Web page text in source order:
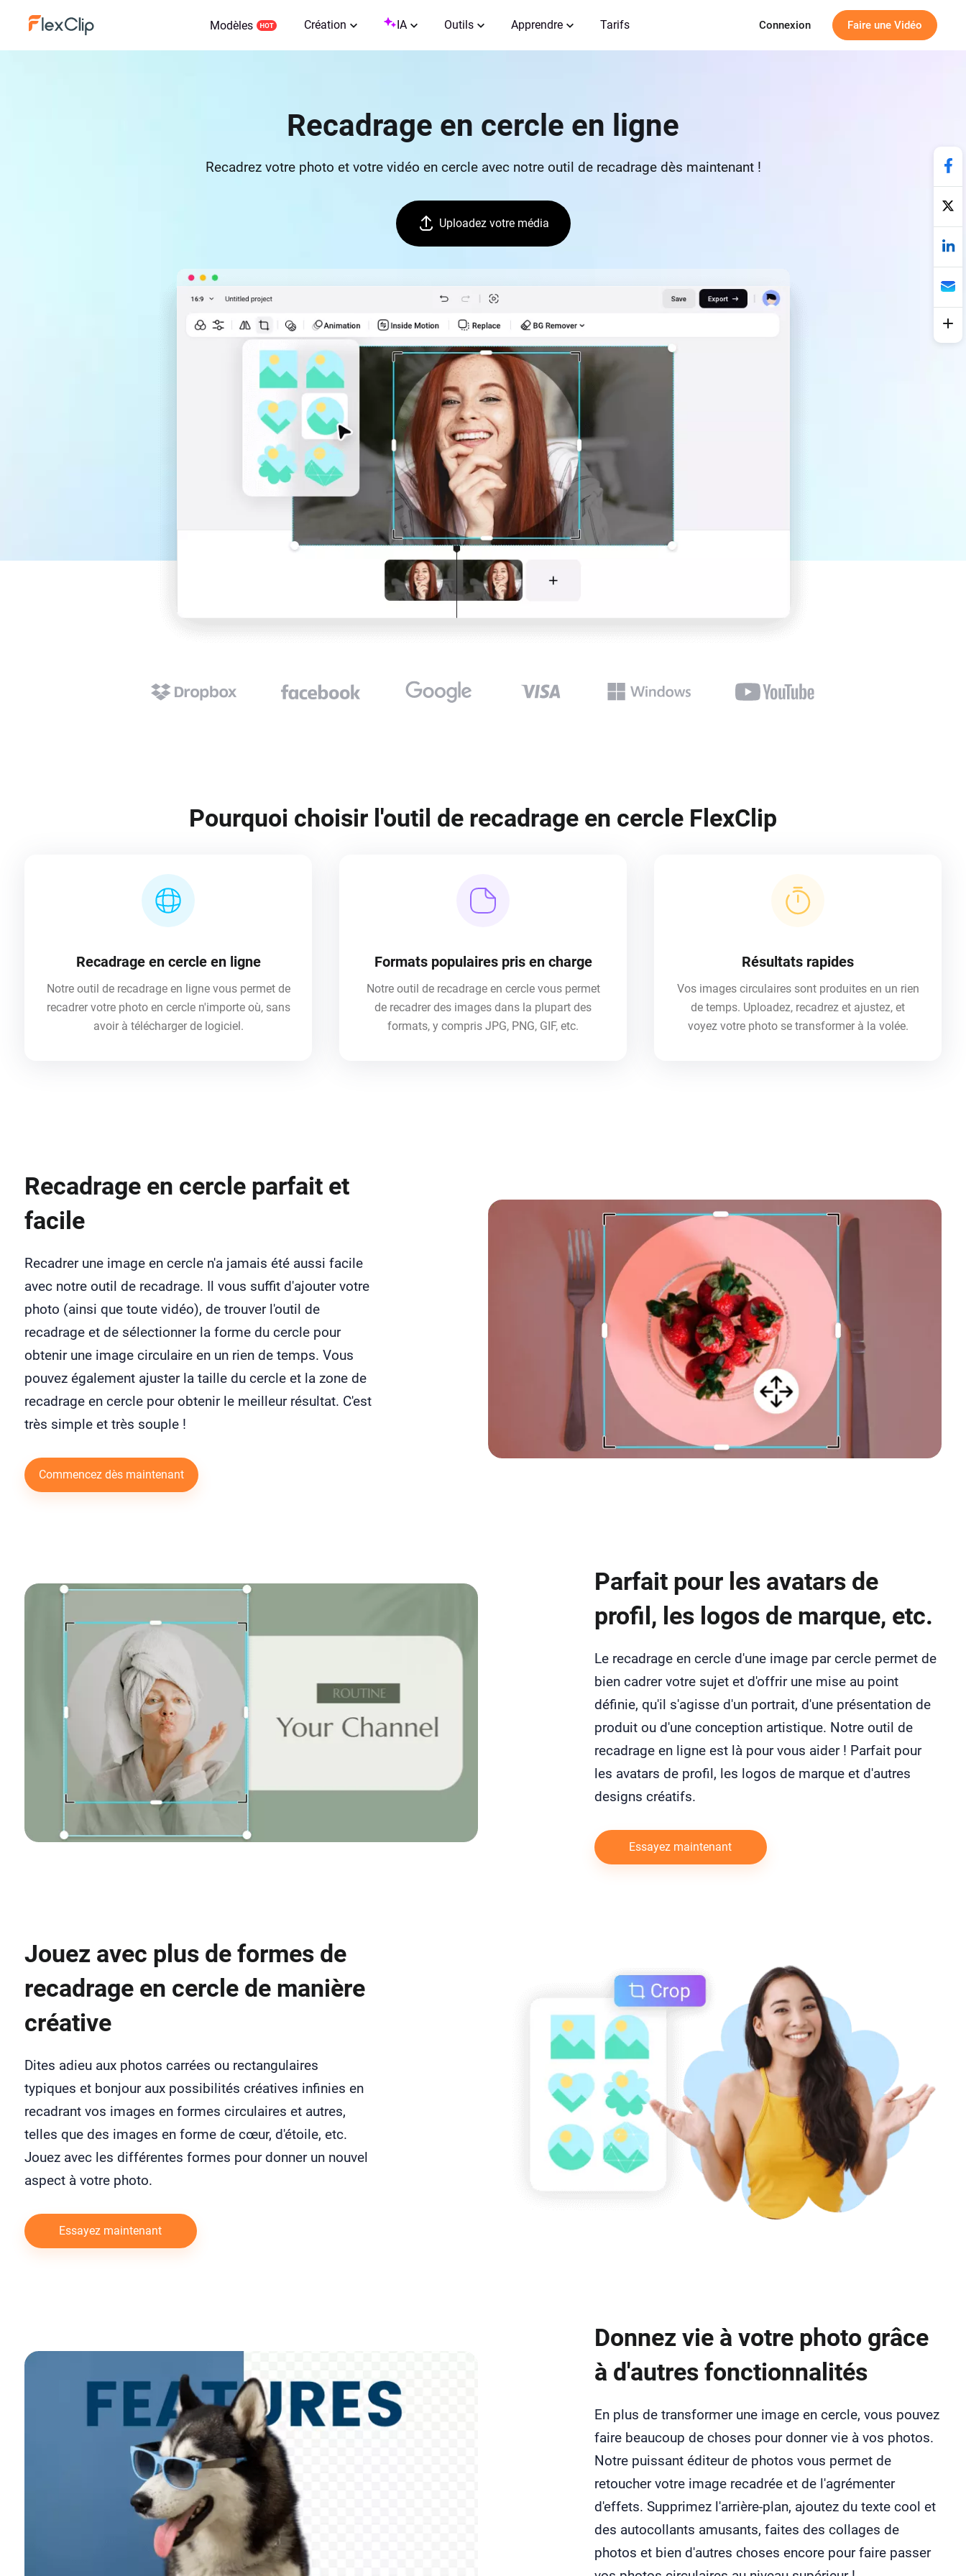
Modèles Création IA Outils Apprendre Tarifs Connexion Faire une Vidéo
Recadrage en cercle en ligne
Recadrez votre photo et votre vidéo en cercle avec notre outil de recadrage dès maintenant !
Uploadez votre média
Pourquoi choisir l'outil de recadrage en cercle FlexClip
Recadrage en cercle en ligne
Notre outil de recadrage en ligne vous permet de
recadrer votre photo en cercle n'importe où, sans
avoir à télécharger de logiciel.
Formats populaires pris en charge
Notre outil de recadrage en cercle vous permet
de recadrer des images dans la plupart des
formats, y compris JPG, PNG, GIF, etc.
Résultats rapides
Vos images circulaires sont produites en un rien
de temps. Uploadez, recadrez et ajustez, et
voyez votre photo se transformer à la volée.
Recadrage en cercle parfait et
facile
Recadrer une image en cercle n'a jamais été aussi facile
avec notre outil de recadrage. Il vous suffit d'ajouter votre
photo (ainsi que toute vidéo), de trouver l'outil de
recadrage et de sélectionner la forme du cercle pour
obtenir une image circulaire en un rien de temps. Vous
pouvez également ajuster la taille du cercle et la zone de
recadrage en cercle pour obtenir le meilleur résultat. C'est
très simple et très souple !
Commencez dès maintenant
Parfait pour les avatars de
profil, les logos de marque, etc.
Le recadrage en cercle d'une image par cercle permet de
bien cadrer votre sujet et d'offrir une mise au point
définie, qu'il s'agisse d'un portrait, d'une présentation de
produit ou d'une conception artistique. Notre outil de
recadrage en ligne est là pour vous aider ! Parfait pour
les avatars de profil, les logos de marque et d'autres
designs créatifs.
Essayez maintenant
Jouez avec plus de formes de
recadrage en cercle de manière
créative
Dites adieu aux photos carrées ou rectangulaires
typiques et bonjour aux possibilités créatives infinies en
recadrant vos images en formes circulaires et autres,
telles que des images en forme de cœur, d'étoile, etc.
Jouez avec les différentes formes pour donner un nouvel
aspect à votre photo.
Essayez maintenant
Donnez vie à votre photo grâce
à d'autres fonctionnalités
En plus de transformer une image en cercle, vous pouvez
faire beaucoup de choses pour donner vie à vos photos.
Notre puissant éditeur de photos vous permet de
retoucher votre image recadrée et de l'agrémenter
d'effets. Supprimez l'arrière-plan, ajoutez du texte cool et
des autocollants amusants, faites des collages de
photos et bien d'autres choses encore pour faire passer